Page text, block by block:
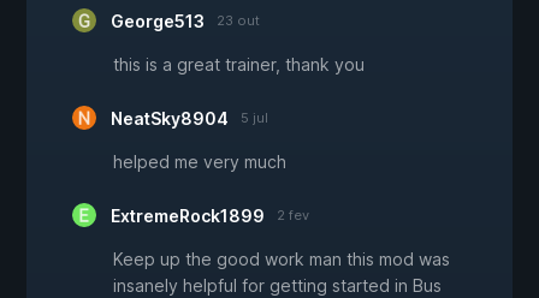
George513 23 out
this is a great trainer, thank you
NeatSky8904 5 jul
helped me very much
ExtremeRock1899 2 fev
Keep up the good work man this mod was
insanely helpful for getting started in Bus